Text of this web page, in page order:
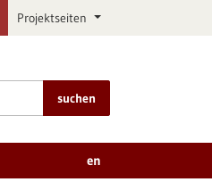
Projektseiten
suchen
en